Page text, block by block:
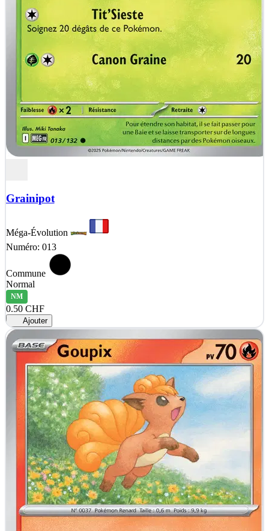
Grainipot
Méga-Évolution
Numéro: 013
Commune
Normal
NM
0.50 CHF
Ajouter